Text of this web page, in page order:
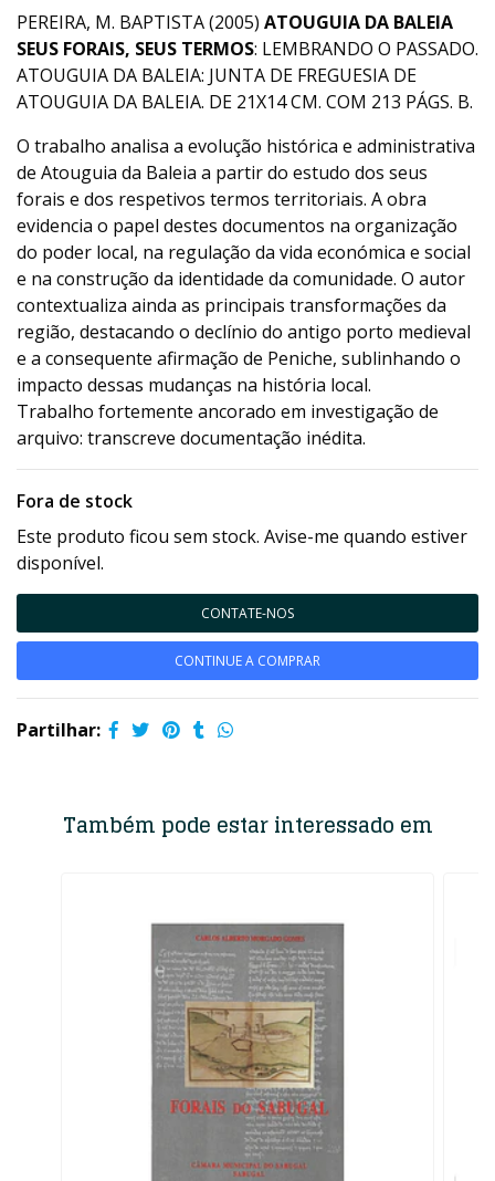
PEREIRA, M. BAPTISTA (2005) ATOUGUIA DA BALEIA
SEUS FORAIS, SEUS TERMOS: LEMBRANDO O PASSADO.
ATOUGUIA DA BALEIA: JUNTA DE FREGUESIA DE
ATOUGUIA DA BALEIA. DE 21X14 CM. COM 213 PÁGS. B.
O trabalho analisa a evolução histórica e administrativa
de Atouguia da Baleia a partir do estudo dos seus
forais e dos respetivos termos territoriais. A obra
evidencia o papel destes documentos na organização
do poder local, na regulação da vida económica e social
e na construção da identidade da comunidade. O autor
contextualiza ainda as principais transformações da
região, destacando o declínio do antigo porto medieval
e a consequente afirmação de Peniche, sublinhando o
impacto dessas mudanças na história local.
Trabalho fortemente ancorado em investigação de
arquivo: transcreve documentação inédita.
Fora de stock
Este produto ficou sem stock. Avise-me quando estiver
disponível.
CONTATE-NOS
CONTINUE A COMPRAR
Partilhar:
Também pode estar interessado em